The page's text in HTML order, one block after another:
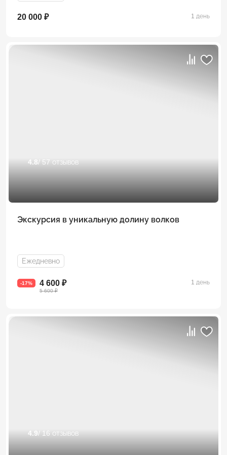
20 000 ₽ 1 день
4.8/ 57 отзывов
Экскурсия в уникальную долину волков
Ежедневно
-17% 4 600 ₽
5 600 ₽
1 день
4.9 / 16 отзывов